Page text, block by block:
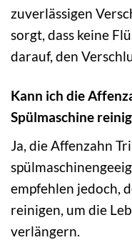
zuverlässigen
sorgt, dass keine
darauf, den
Kann ich die
Spülmaschine
Ja, die Affenzahn
empfehlen jedoch,
reinigen, um die
verlängern.